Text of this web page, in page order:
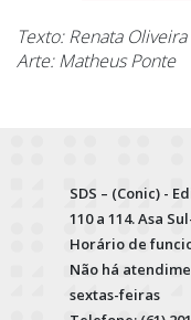
Texto: Renata Oliveira
Arte: Matheus Ponte
SDS – (Conic) -
110 a 114. Asa
Horário de
Não há
sextas-feiras